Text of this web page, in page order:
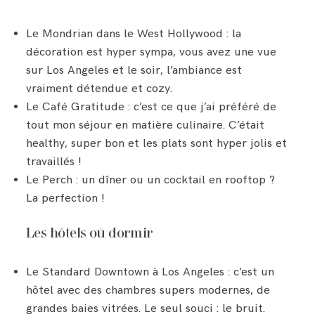
Le Mondrian dans le West Hollywood : la
décoration est hyper sympa, vous avez une vue
sur Los Angeles et le soir, l’ambiance est
vraiment détendue et cozy.
Le Café Gratitude : c’est ce que j’ai préféré de
tout mon séjour en matière culinaire. C’était
healthy, super bon et les plats sont hyper jolis et
travaillés !
Le Perch : un dîner ou un cocktail en rooftop ?
La perfection !
Les hôtels où dormir
Le Standard Downtown à Los Angeles : c’est un
hôtel avec des chambres supers modernes, de
grandes baies vitrées. Le seul souci : le bruit.